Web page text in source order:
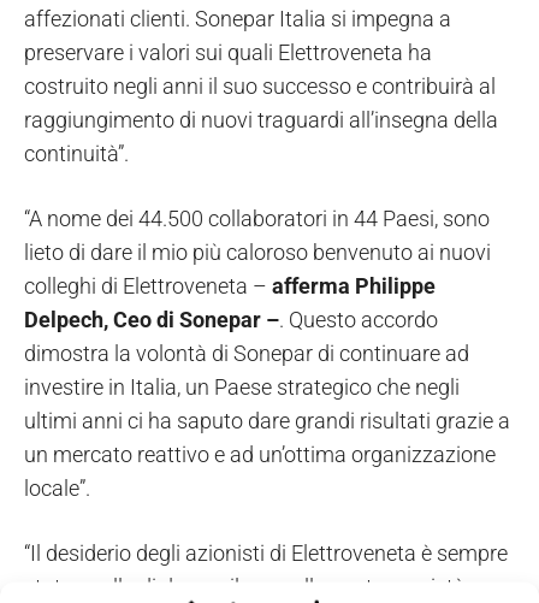
affezionati clienti. Sonepar Italia si impegna a
preservare i valori sui quali Elettroveneta ha
costruito negli anni il suo successo e contribuirà al
raggiungimento di nuovi traguardi all’insegna della
continuità”.
“A nome dei 44.500 collaboratori in 44 Paesi, sono
lieto di dare il mio più caloroso benvenuto ai nuovi
colleghi di Elettroveneta – afferma Philippe
Delpech, Ceo di Sonepar –. Questo accordo
dimostra la volontà di Sonepar di continuare ad
investire in Italia, un Paese strategico che negli
ultimi anni ci ha saputo dare grandi risultati grazie a
un mercato reattivo e ad un’ottima organizzazione
locale”.
“Il desiderio degli azionisti di Elettroveneta è sempre
stato quello di dare sviluppo alla nostra società,